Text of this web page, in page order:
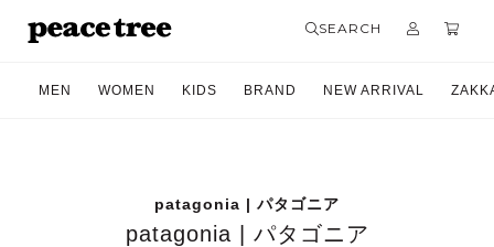
SEARCH
MEN WOMEN KIDS BRAND NEW ARRIVAL
patagonia | パタゴニア
patagonia | パタゴニア